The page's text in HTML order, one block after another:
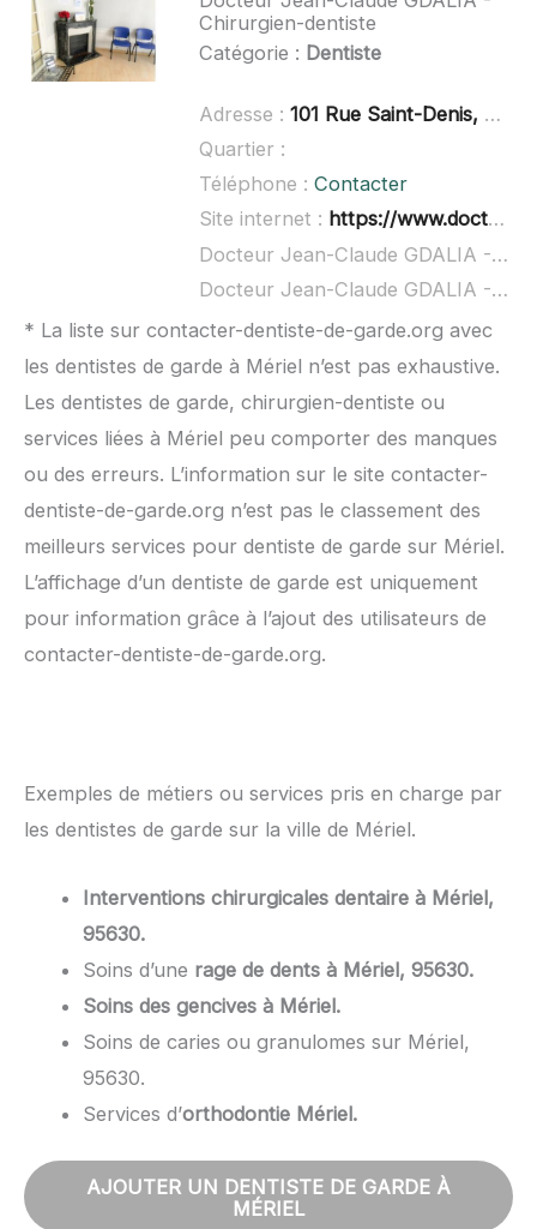
Chirurgien-dentiste
Catégorie : Dentiste
Adresse : 101 Rue Saint-Denis, 77400 Lagny-sur-Marne
Quartier :
Téléphone : Contacter
Site internet : https://www.doctolib.fr/dentiste/lagny-sur-marne/jean-claude-gdalia
Docteur Jean-Claude GDALIA - Chirurgien-dentiste à domicile :
Docteur Jean-Claude GDALIA - Chirurgien-dentiste ouvert dimanche :
* La liste sur contacter-dentiste-de-garde.org avec
les dentistes de garde à Mériel n’est pas exhaustive.
Les dentistes de garde, chirurgien-dentiste ou
services liées à Mériel peu comporter des manques
ou des erreurs. L’information sur le site contacter-
dentiste-de-garde.org n’est pas le classement des
meilleurs services pour dentiste de garde sur Mériel.
L’affichage d’un dentiste de garde est uniquement
pour information grâce à l’ajout des utilisateurs de
contacter-dentiste-de-garde.org.
Exemples de métiers ou services pris en charge par
les dentistes de garde sur la ville de Mériel.
Interventions chirurgicales dentaire à Mériel,
95630.
Soins d’une rage de dents à Mériel, 95630.
Soins des gencives à Mériel.
Soins de caries ou granulomes sur Mériel,
95630.
Services d’orthodontie Mériel.
AJOUTER UN DENTISTE DE GARDE À
MÉRIEL